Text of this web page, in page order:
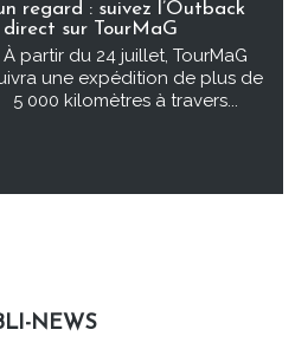
regard : suivez l’Outback
sur TourMaG
À partir du 24 juillet, TourMaG
une expédition de plus de
5 000 kilomètres à travers...
NEWS